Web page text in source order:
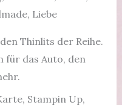
Thinlits der Reihe.
für das Auto, den